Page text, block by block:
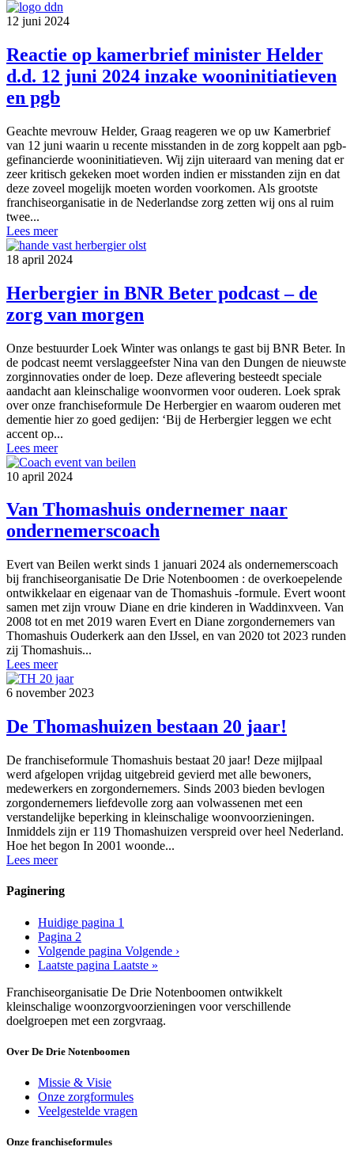
12 juni 2024
Reactie op kamerbrief minister Helder
d.d. 12 juni 2024 inzake wooninitiatieven
en pgb
Geachte mevrouw Helder, Graag reageren we op uw Kamerbrief
van 12 juni waarin u recente misstanden in de zorg koppelt aan pgb-
gefinancierde wooninitiatieven. Wij zijn uiteraard van mening dat er
zeer kritisch gekeken moet worden indien er misstanden zijn en dat
deze zoveel mogelijk moeten worden voorkomen. Als grootste
franchiseorganisatie in de Nederlandse zorg zetten wij ons al ruim
twee...
Lees meer
18 april 2024
Herbergier in BNR Beter podcast – de
zorg van morgen
Onze bestuurder Loek Winter was onlangs te gast bij BNR Beter. In
de podcast neemt verslaggeefster Nina van den Dungen de nieuwste
zorginnovaties onder de loep. Deze aflevering besteedt speciale
aandacht aan kleinschalige woonvormen voor ouderen. Loek sprak
over onze franchiseformule De Herbergier en waarom ouderen met
dementie hier zo goed gedijen: ‘Bij de Herbergier leggen we echt
accent op...
Lees meer
10 april 2024
Van Thomashuis ondernemer naar
ondernemerscoach
Evert van Beilen werkt sinds 1 januari 2024 als ondernemerscoach
bij franchiseorganisatie De Drie Notenboomen : de overkoepelende
ontwikkelaar en eigenaar van de Thomashuis -formule. Evert woont
samen met zijn vrouw Diane en drie kinderen in Waddinxveen. Van
2008 tot en met 2019 waren Evert en Diane zorgondernemers van
Thomashuis Ouderkerk aan den IJssel, en van 2020 tot 2023 runden
zij Thomashuis...
Lees meer
6 november 2023
De Thomashuizen bestaan 20 jaar!
De franchiseformule Thomashuis bestaat 20 jaar! Deze mijlpaal
werd afgelopen vrijdag uitgebreid gevierd met alle bewoners,
medewerkers en zorgondernemers. Sinds 2003 bieden bevlogen
zorgondernemers liefdevolle zorg aan volwassenen met een
verstandelijke beperking in kleinschalige woonvoorzieningen.
Inmiddels zijn er 119 Thomashuizen verspreid over heel Nederland.
Hoe het begon In 2001 woonde...
Lees meer
Paginering
Huidige pagina 1
Pagina 2
Volgende pagina Volgende ›
Laatste pagina Laatste »
Franchiseorganisatie De Drie Notenboomen ontwikkelt
kleinschalige woonzorgvoorzieningen voor verschillende
doelgroepen met een zorgvraag.
Over De Drie Notenboomen
Missie & Visie
Onze zorgformules
Veelgestelde vragen
Onze franchiseformules